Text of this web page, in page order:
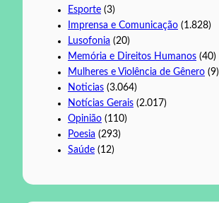
Esporte (3)
Imprensa e Comunicação (1.828)
Lusofonia (20)
Memória e Direitos Humanos (40)
Mulheres e Violência de Gênero (9)
Noticias (3.064)
Notícias Gerais (2.017)
Opinião (110)
Poesia (293)
Saúde (12)